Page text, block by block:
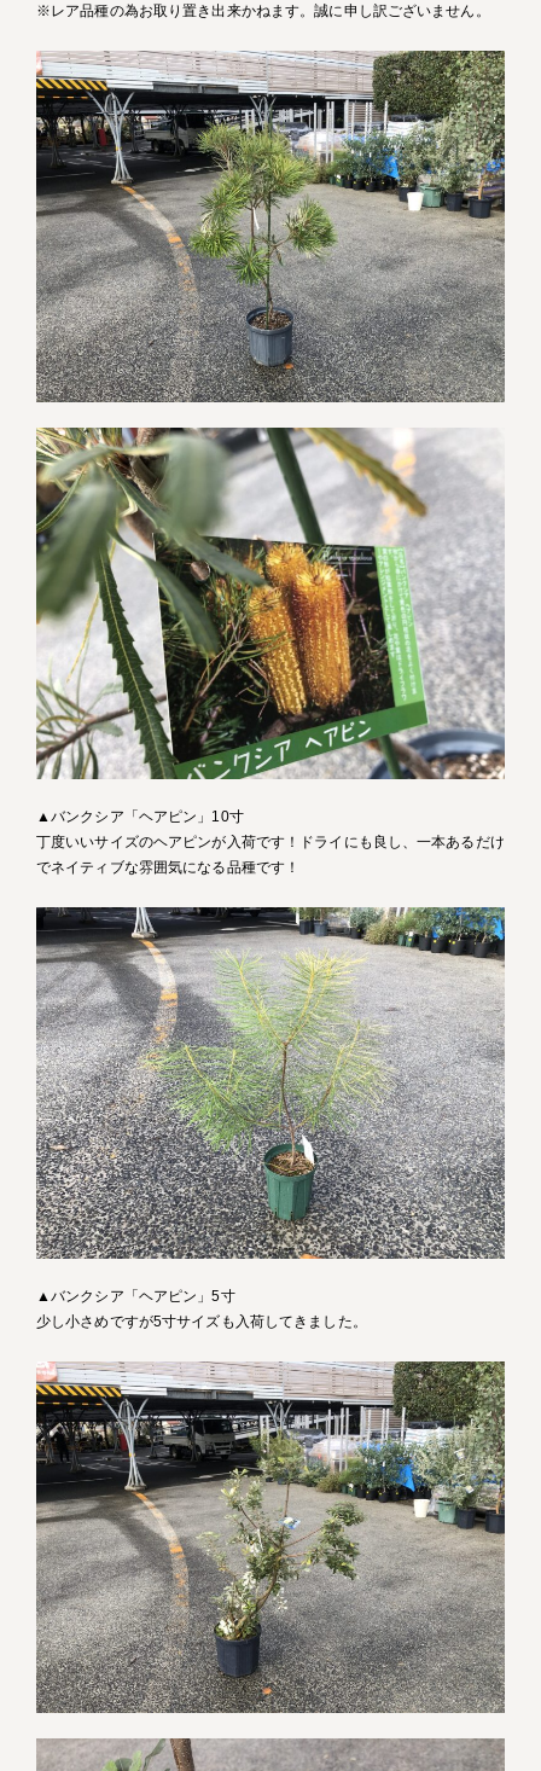
※レア品種の為お取り置き出来かねます。誠に申し訳ございません。
▲バンクシア「ヘアピン」10寸
丁度いいサイズのヘアピンが入荷です！ドライにも良し、一本あるだけ
でネイティブな雰囲気になる品種です！
▲バンクシア「ヘアピン」5寸
少し小さめですが5寸サイズも入荷してきました。